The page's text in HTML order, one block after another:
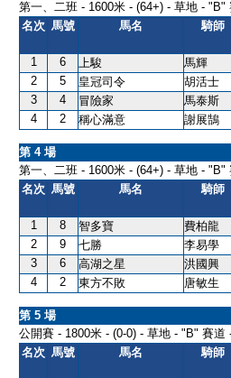
第一、二班 - 1600米 - (64+) - 草地 -
名次 馬號 馬名 騎師
1 6 上駿 馬輝
2
5 皇冠司令 胡活士
3
4 冒險家 馬泰斯
4
2 稱心滿意 謝展鵠
第 4 場
第一、二班 - 1600米 - (64+) - 草地 -
名次 馬號 馬名 騎師
1 8 智多寶 費柏龍
2
9 七勝 李易學
3
6 高湖之星 洪國興
4
2 東方不敗 唐敏生
第 5 場
公開賽 - 1800米 - (0-0) - 草地 - "B" 賽
名次 馬號 馬名 騎師